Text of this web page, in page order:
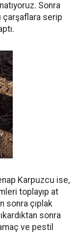
Sonra
çarşaflara serip
Karpuzcu ise,
toplayıp at
sonra çıplak
sonra
ve pestil